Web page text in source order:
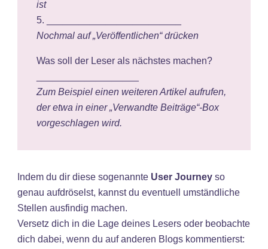
ist
5. _________________________
Nochmal auf „Veröffentlichen“ drücken
Was soll der Leser als nächstes machen?
Zum Beispiel einen weiteren Artikel aufrufen,
der etwa in einer „Verwandte Beiträge“-Box
vorgeschlagen wird.
Indem du dir diese sogenannte User Journey so
genau aufdröselst, kannst du eventuell umständliche
Stellen ausfindig machen.
Versetz dich in die Lage deines Lesers oder beobachte
dich dabei, wenn du auf anderen Blogs kommentierst: